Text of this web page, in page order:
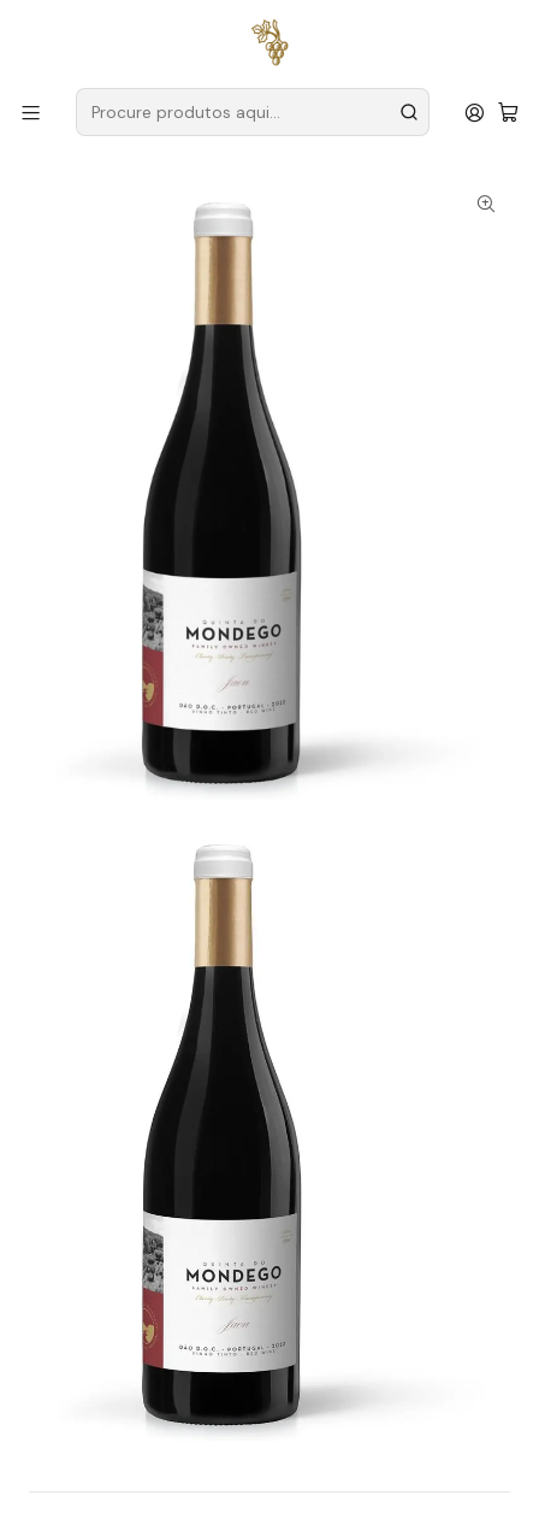
para encomendas a partir de
Produtores Dão
Quinta do Mondego
Quinta do Mondego Jaen 2024 Dão Tinto 75cl